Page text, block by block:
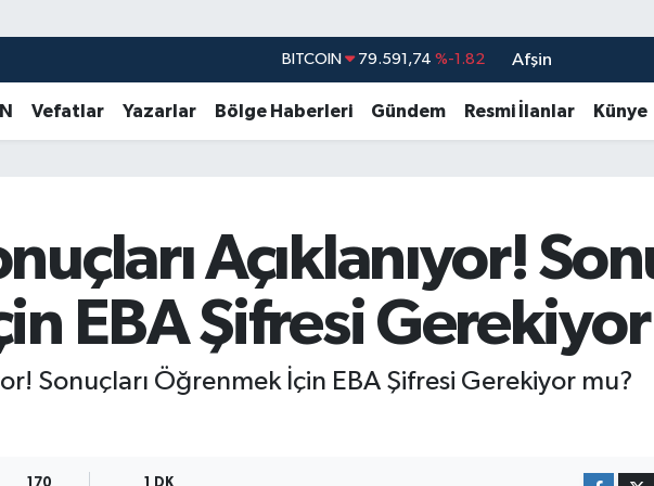
DOLAR 45,43620 %0.02
STERLİN 61,60380 %0.18
BITCOIN 79.591,74 %-1.82
Afşin
Vefatlar Yazarlar Bölge Haberleri Gündem Resmi İlanlar Künye
Açıklanıyor!
EBA Şifresi
Sonuçları Öğrenmek İçin EBA Şifresi Gerekiyor mu?
170 1 DK